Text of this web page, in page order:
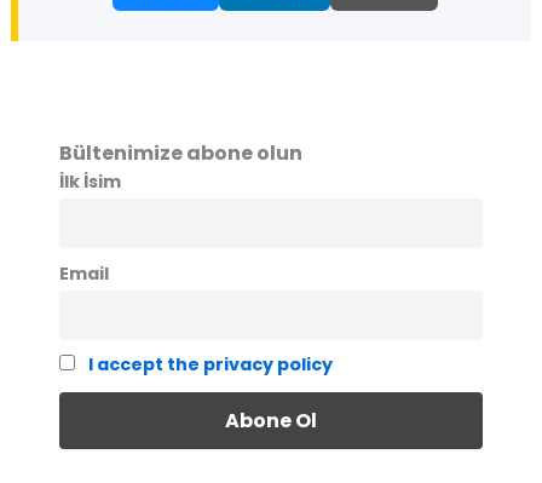
Bültenimize abone olun
İlk İsim
Email
I accept the privacy policy